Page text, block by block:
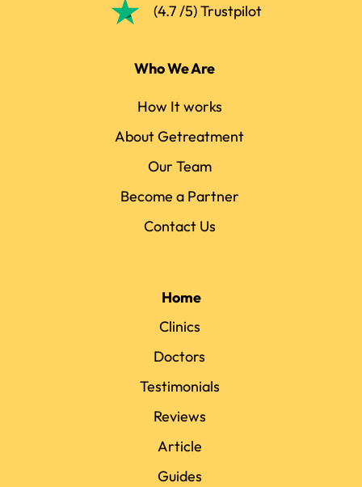
(4.7 /5) Trustpilot
Who We Are
How It works
About Getreatment
Our Team
Become a Partner
Contact Us
Home
Clinics
Doctors
Testimonials
Reviews
Article
Guides